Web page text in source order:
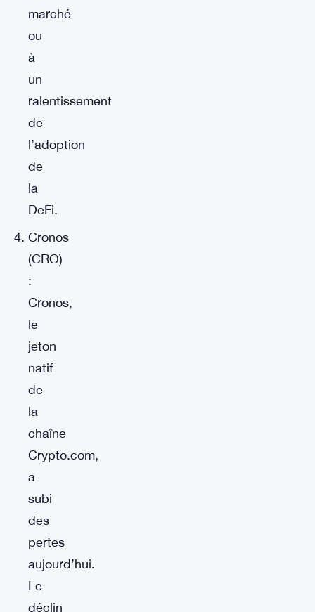
marché
ou
à
un
ralentissement
de
l’adoption
de
la
DeFi.
Cronos
(CRO)
:
Cronos,
le
jeton
natif
de
la
chaîne
Crypto.com,
a
subi
des
pertes
aujourd’hui.
Le
déclin